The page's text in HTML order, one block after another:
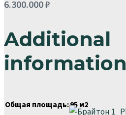
6.300.000₽
Additional
information
Общая площадь:95 м2